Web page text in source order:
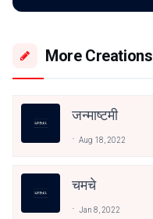
More Creations
जन्माष्टमी
Aug 18, 2022
चमचे
Jan 8, 2022